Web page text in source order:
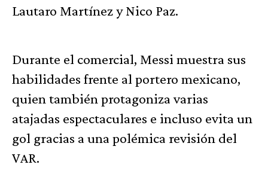
Lautaro Martínez y Nico Paz.
Durante el comercial, Messi muestra sus
habilidades frente al portero mexicano,
quien también protagoniza varias
atajadas espectaculares e incluso evita un
gol gracias a una polémica revisión del
VAR.